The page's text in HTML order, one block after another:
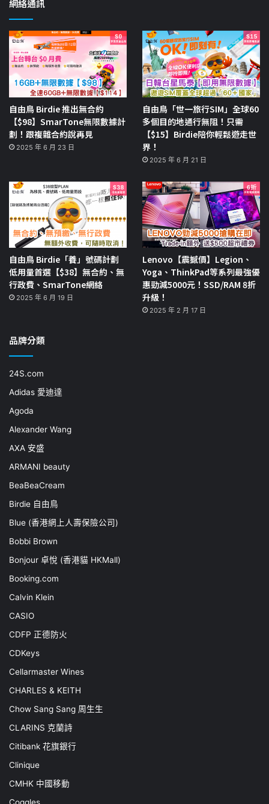
網絡通訊
自由鳥 Birdie 推出無合約
【$98】SmarTone無限數據計
劃！跟複雜合約說再見
2025 年 6 月 23 日
自由鳥「世一旅行SIM」全球60
多個目的地通行無阻！只需
【$15】Birdie陪你輕鬆遊走世
界！
2025 年 6 月 21 日
自由鳥 Birdie「養」號碼計劃
低用量首選【$38】無合約、無
行政費、SmarTone網絡
2025 年 6 月 19 日
Lenovo【震撼價】Legion、
Yoga、ThinkPad等系列最強優
惠勁減5000元！SSD/RAM 8折
升級！
2025 年 2 月 17 日
品牌分類
24S.com
Adidas 愛迪達
Agoda
Alexander Wang
AXA 安盛
ARMANI beauty
BeaBeaCream
Birdie 自由鳥
Blue (香港網上人壽保險公司)
Bobbi Brown
Bonjour 卓悅 (香港貓 HKMall)
Booking.com
Calvin Klein
CASIO
CDFP 正德防火
CDKeys
Cellarmaster Wines
CHARLES & KEITH
Chow Sang Sang 周生生
CLARINS 克蘭詩
Citibank 花旗銀行
Clinique
CMHK 中國移動